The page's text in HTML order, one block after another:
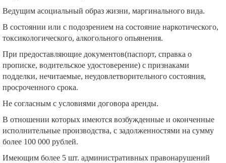
Ведущим асоциальный образ жизни, маргинального вида.
В состоянии или с подозрением на состояние наркотического,
токсикологического, алкогольного опьянения.
При предоставляющие документов(паспорт, справка о
прописке, водительское удостоверение) с признаками
подделки, нечитаемые, неудовлетворительного состояния,
просроченного срока.
Не согласным с условиями договора аренды.
В отношении которых имеются возбужденные и оконченные
исполнительные производства, с задолженностями на сумму
более 100 000 рублей.
Имеющим более 5 шт. административных правонарушений